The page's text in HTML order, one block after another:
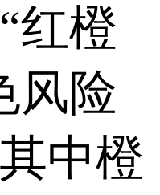
红橙
风险
中橙